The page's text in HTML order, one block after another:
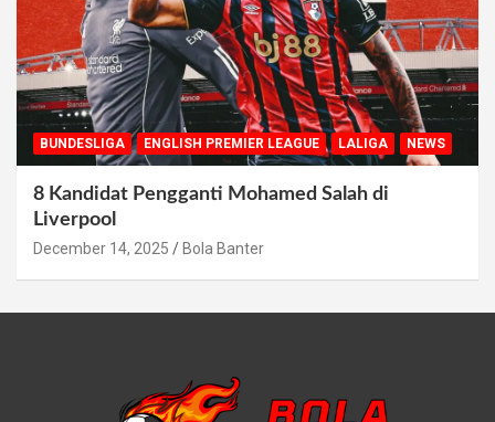
BUNDESLIGA ENGLISH PREMIER LEAGUE LALIGA NEWS
8 Kandidat Pengganti Mohamed Salah di
Liverpool
December 14, 2025 Bola Banter